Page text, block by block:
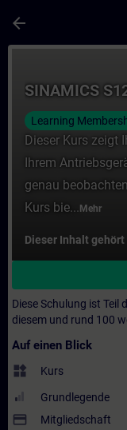
arrow_back
SINAMICS
Learning
Dieser Kurs zeigt
Ihrem
genau
Kurs bie... Mehr
Dieser Inhalt gehört
Diese Schulung ist
diesem und rund 100
Auf einen Blick
widgets Kurs
Grundlegende
payment Mitgliedschaft